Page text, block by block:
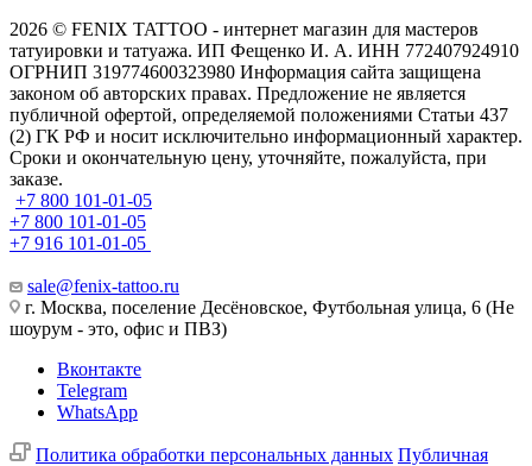
2026 © FENIX TATTOO - интернет магазин для мастеров
татуировки и татуажа. ИП Фещенко И. А. ИНН 772407924910
ОГРНИП 319774600323980 Информация сайта защищена
законом об авторских правах. Предложение не является
публичной офертой, определяемой положениями Статьи 437
(2) ГК РФ и носит исключительно информационный характер.
Сроки и окончательную цену, уточняйте, пожалуйста, при
заказе.
+7 800 101-01-05
+7 800 101-01-05
+7 916 101-01-05
sale@fenix-tattoo.ru
г. Москва, поселение Десёновское, Футбольная улица, 6 (Не
шоурум - это, офис и ПВЗ)
Вконтакте
Telegram
WhatsApp
Политика обработки персональных данных Публичная